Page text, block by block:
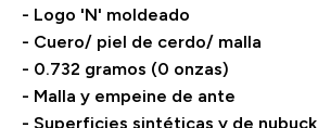
- Logo 'N' moldeado
- Cuero/ piel de cerdo/ malla
- 0.732 gramos (0 onzas)
- Malla y empeine de ante
- Superficies sintéticas y de nubuck